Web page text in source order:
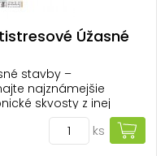
Úžasné
stavby –
najznámejšie
skvosty z inej
Antistresové
vám umožnia
modernú architektúru
ks